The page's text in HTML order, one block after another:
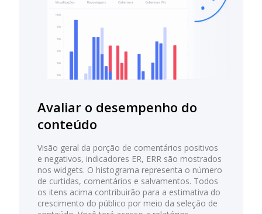
Avaliar o desempenho do
conteúdo
Visão geral da porção de comentários positivos
e negativos, indicadores ER, ERR são mostrados
nos widgets. O histograma representa o número
de curtidas, comentários e salvamentos. Todos
os itens acima contribuirão para a estimativa do
crescimento do público por meio da seleção de